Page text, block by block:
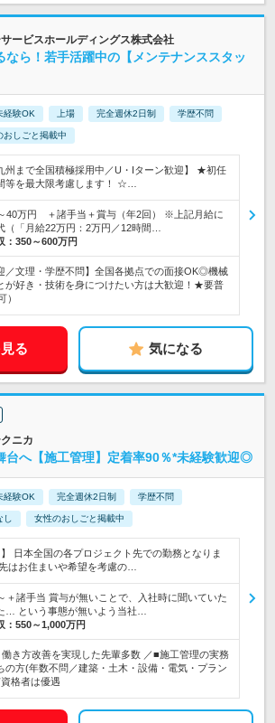
ービスホールディングス株式会社
なら！若手活躍中の【メンテナンススタッ
経験OK 上場 完全週休2日制 学歴不問
おしごと掲載中
州まで全国積極採用中／U・Iターン歓迎】 ★初任
等を最大限考慮します！ ☆…
40万円 ＋諸手当＋賞与（年2回） ※上記月給に
（「月給22万円：2万円／12時間…
： 350～600万円
／文理・学歴不問】全国各拠点での面接OK◎機械
が好き・技術を身につけたい方は大歓迎！★要普
）
る 気になる
ニカ
台へ【施工管理】定着率90％*未経験歓迎◎
経験OK 完全週休2日制 学歴不問
女性のおしごと掲載中
】 日本全国の各プロジェクト先での勤務となりま
はお住まいや希望を考慮の…
＋諸手当 賞与が無いことで、入社時に聞いていた
… という事態が無いよう当社…
： 550～1,000万円
働き方改善を実現した先輩多数 ／■施工管理の実務
の方(年数不問／建築・土木・設備・電気・プラン
格者は優遇